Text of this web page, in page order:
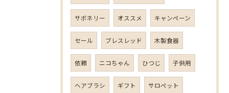
サボネリー オススメ キャンペーン
セール ブレスレッド 木製食器
依頼 ニコちゃん ひつじ 子供用
ヘアブラシ ギフト サロペット